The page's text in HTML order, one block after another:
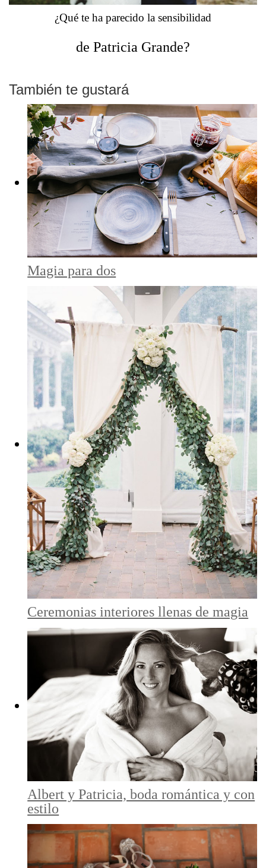
¿Qué te ha parecido la sensibilidad
de Patricia Grande?
También te gustará
Magia para dos
Ceremonias interiores llenas de magia
Albert y Patricia, boda romántica y con
estilo